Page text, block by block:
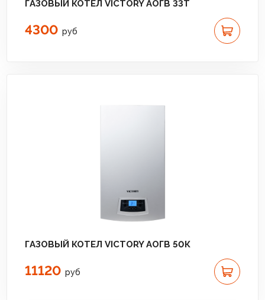
ГАЗОВЫЙ КОТЕЛ VICTORY АОГВ 33T
4300 руб
ГАЗОВЫЙ КОТЕЛ VICTORY АОГВ 50К
11120 руб